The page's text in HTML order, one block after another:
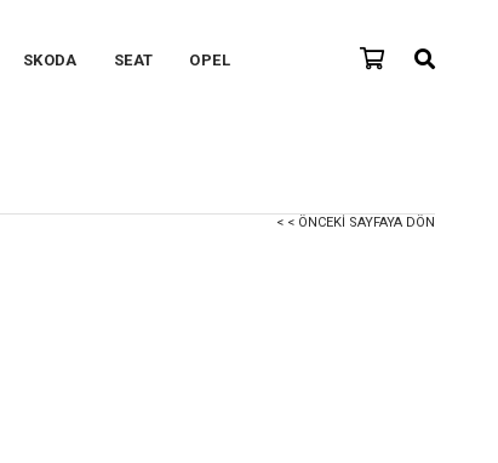
SKODA SEAT OPEL
< < ÖNCEKI SAYFAYA DÖN